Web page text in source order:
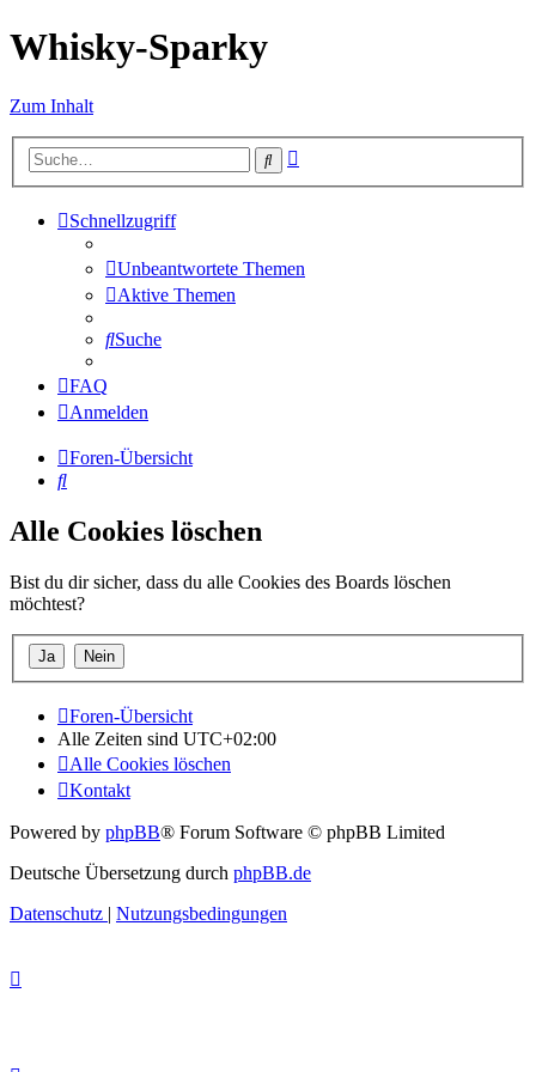
Whisky-Sparky
Zum Inhalt
Suche
Schnellzugriff
Unbeantwortete Themen
Aktive Themen
Suche
FAQ
Anmelden
Foren-Übersicht
Suche
Alle Cookies löschen
Bist du dir sicher, dass du alle Cookies des Boards löschen
möchtest?
Foren-Übersicht
Alle Zeiten sind UTC+02:00
Alle Cookies löschen
Kontakt
Powered by phpBB® Forum Software © phpBB Limited
Deutsche Übersetzung durch phpBB.de
Datenschutz | Nutzungsbedingungen